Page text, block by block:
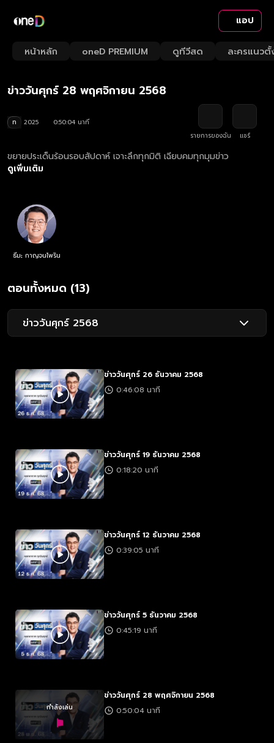
แอป
หน้าหลัก oneD PREMIUM ดูทีวีสด ละครแนวตั้
Loaded:
1.99%
Rate
ข่าววันศุกร์ 28 พฤศจิกายน 2568
ท 2025
0:50:04 นาที
รายการของฉัน
แชร์
ขยายประเด็นร้อนรอบสัปดาห์ เจาะลึกทุกมิติ เฉียบคมทุกมุมข่าว
ดูเพิ่มเติม
ธีมะ กาญจนไพริน
ตอนทั้งหมด (13)
ข่าววันศุกร์ 2568
ข่าววันศุกร์ 26 ธันวาคม 2568
0:46:08 นาที
ข่าววันศุกร์ 19 ธันวาคม 2568
0:18:20 นาที
ข่าววันศุกร์ 12 ธันวาคม 2568
0:39:05 นาที
ข่าววันศุกร์ 5 ธันวาคม 2568
0:45:19 นาที
กำลังเล่น
ข่าววันศุกร์ 28 พฤศจิกายน 2568
0:50:04 นาที